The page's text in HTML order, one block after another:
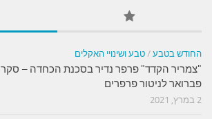
החודש בטבע / טבע ושינויי האקלים
"צמריר הקדד" פרפר נדיר בסכנת הכחדה – סקר
פברואר לניטור פרפרים
2 במרץ, 2021